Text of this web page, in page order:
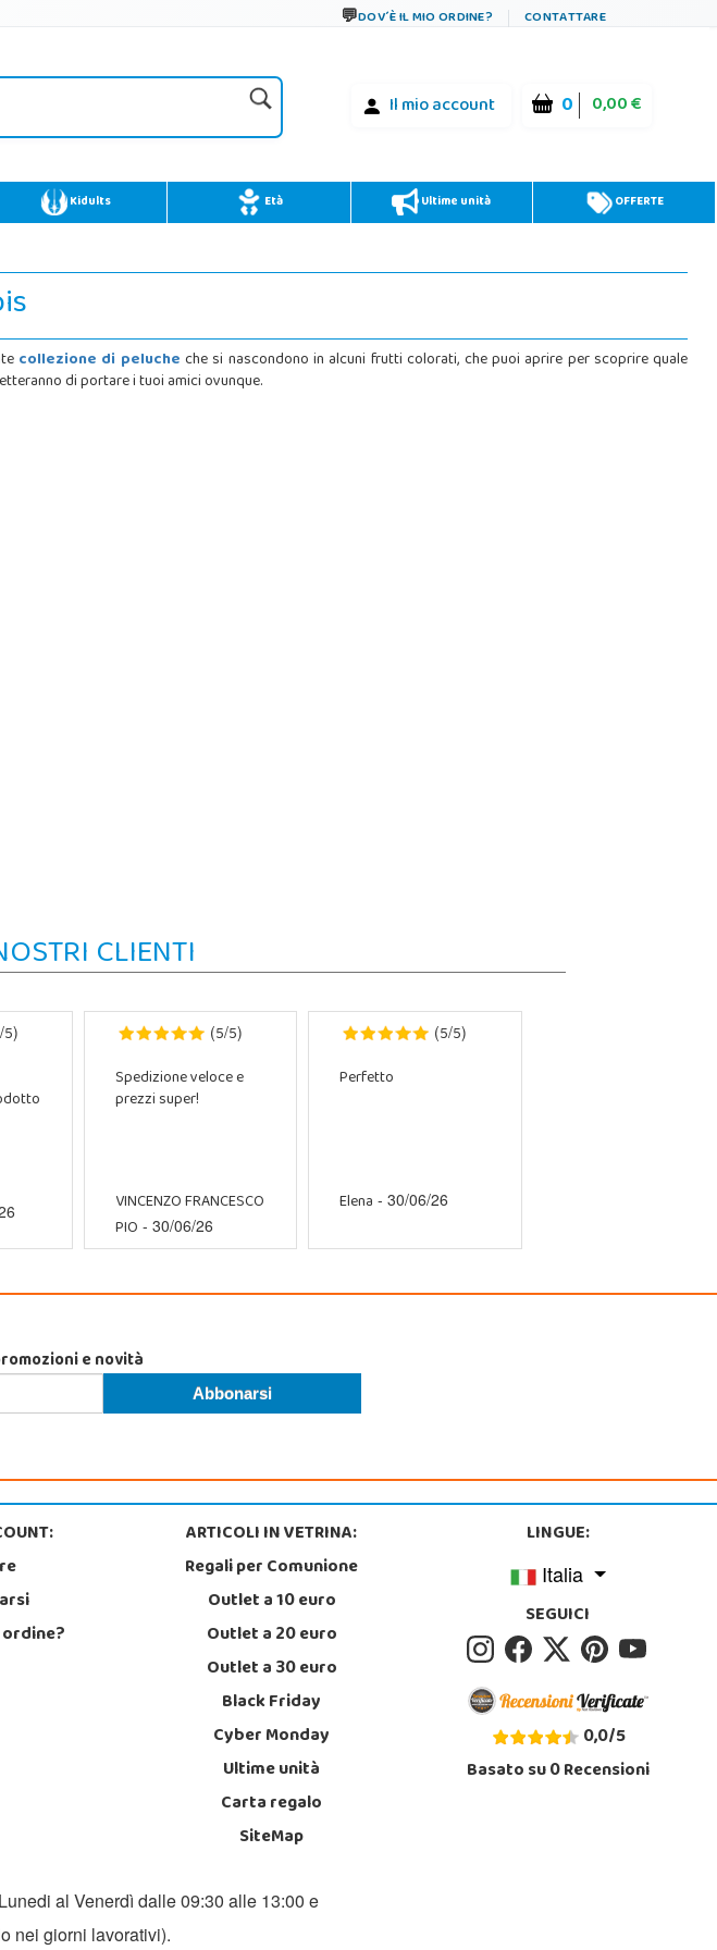
DOV´È IL MIO ORDINE? CONTATTARE
Il mio account 0 0,00 €
Kidults Età Ultime unità OFFERTE
collezione di pelucheche si nascondono in alcuni frutti colorati, che puoi aprire per scoprire quale
di portare i tuoi amici ovunque.
CLIENTI
/5) (5/5)
Spedizione veloce e
prezzi super!
VINCENZO FRANCESCO
PIO - 30/06/26
(5/5)
Perfetto
Elena - 30/06/26
e novità
ARTICOLI IN VETRINA:
Regali per Comunione
Outlet a 10 euro
Outlet a 20 euro
Outlet a 30 euro
Black Friday
Cyber Monday
Ultime unità
Carta regalo
SiteMap
LINGUE:
Italia
SEGUICI
0,0/5
Basato su0Recensioni
al Venerdì dalle 09:30 alle 13:00 e
nei giorni lavorativi).